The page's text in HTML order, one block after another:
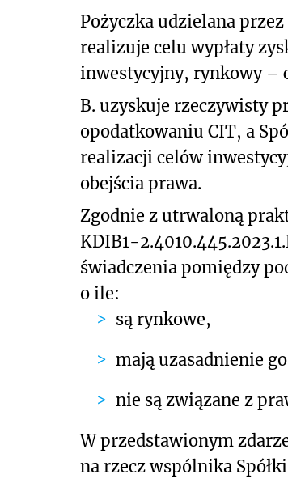
Pożyczka udzielana
realizuje celu wypłaty
inwestycyjny, rynkowy –
B. uzyskuje rzeczywisty
opodatkowaniu CIT, a
realizacji celów
obejścia prawa.
Zgodnie z utrwaloną
KDIB1-
świadczenia pomiędzy
o ile:
są rynkowe,
mają uzasadnienie
nie są związane z
W przedstawionym
na rzecz wspólnika